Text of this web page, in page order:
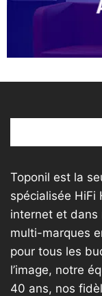
Toponil est la
spécialisée HiFi
internet et dans
multi-marques
pour tous les
l’image, notre
40 ans, nos